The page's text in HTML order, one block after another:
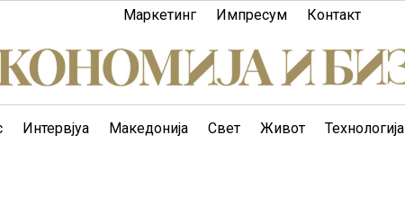
Маркетинг Импресум Контакт
Интервјуа Македонија Свет Живот Технологија